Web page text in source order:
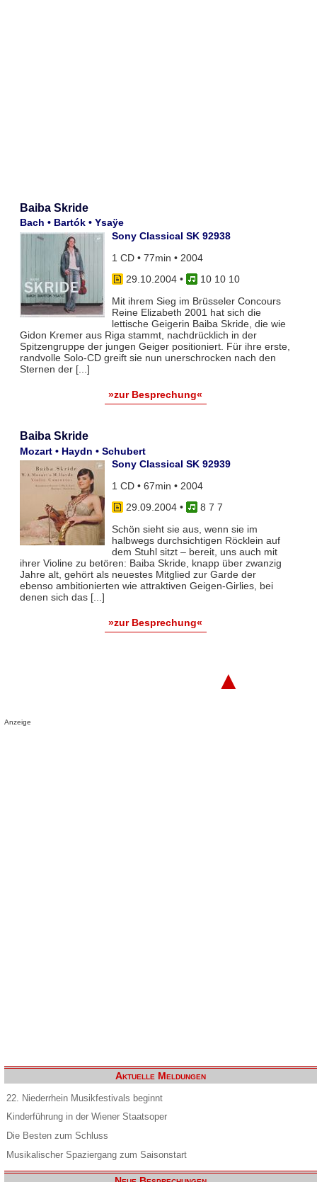
Baiba Skride
Bach • Bartók • Ysaÿe
Sony Classical SK 92938
1 CD • 77min • 2004
29.10.2004•
10 10 10
Mit ihrem Sieg im Brüsseler Concours
Reine Elizabeth 2001 hat sich die
lettische Geigerin Baiba Skride, die wie
Gidon Kremer aus Riga stammt, nachdrücklich in der
Spitzengruppe der jungen Geiger positioniert. Für ihre erste,
randvolle Solo-CD greift sie nun unerschrocken nach den
Sternen der [...]
»zur Besprechung«
Baiba Skride
Mozart • Haydn • Schubert
Sony Classical SK 92939
1 CD • 67min • 2004
29.09.2004•
8 7 7
Schön sieht sie aus, wenn sie im
halbwegs durchsichtigen Röcklein auf
dem Stuhl sitzt – bereit, uns auch mit
ihrer Violine zu betören: Baiba Skride, knapp über zwanzig
Jahre alt, gehört als neuestes Mitglied zur Garde der
ebenso ambitionierten wie attraktiven Geigen-Girlies, bei
denen sich das [...]
»zur Besprechung«
▲
Anzeige
Aktuelle Meldungen
22. Niederrhein Musikfestivals beginnt
Kinderführung in der Wiener Staatsoper
Die Besten zum Schluss
Musikalischer Spaziergang zum Saisonstart